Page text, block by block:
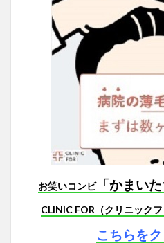
お笑いコンビ「かまいた
CLINIC FOR（クリニック
こちらをク